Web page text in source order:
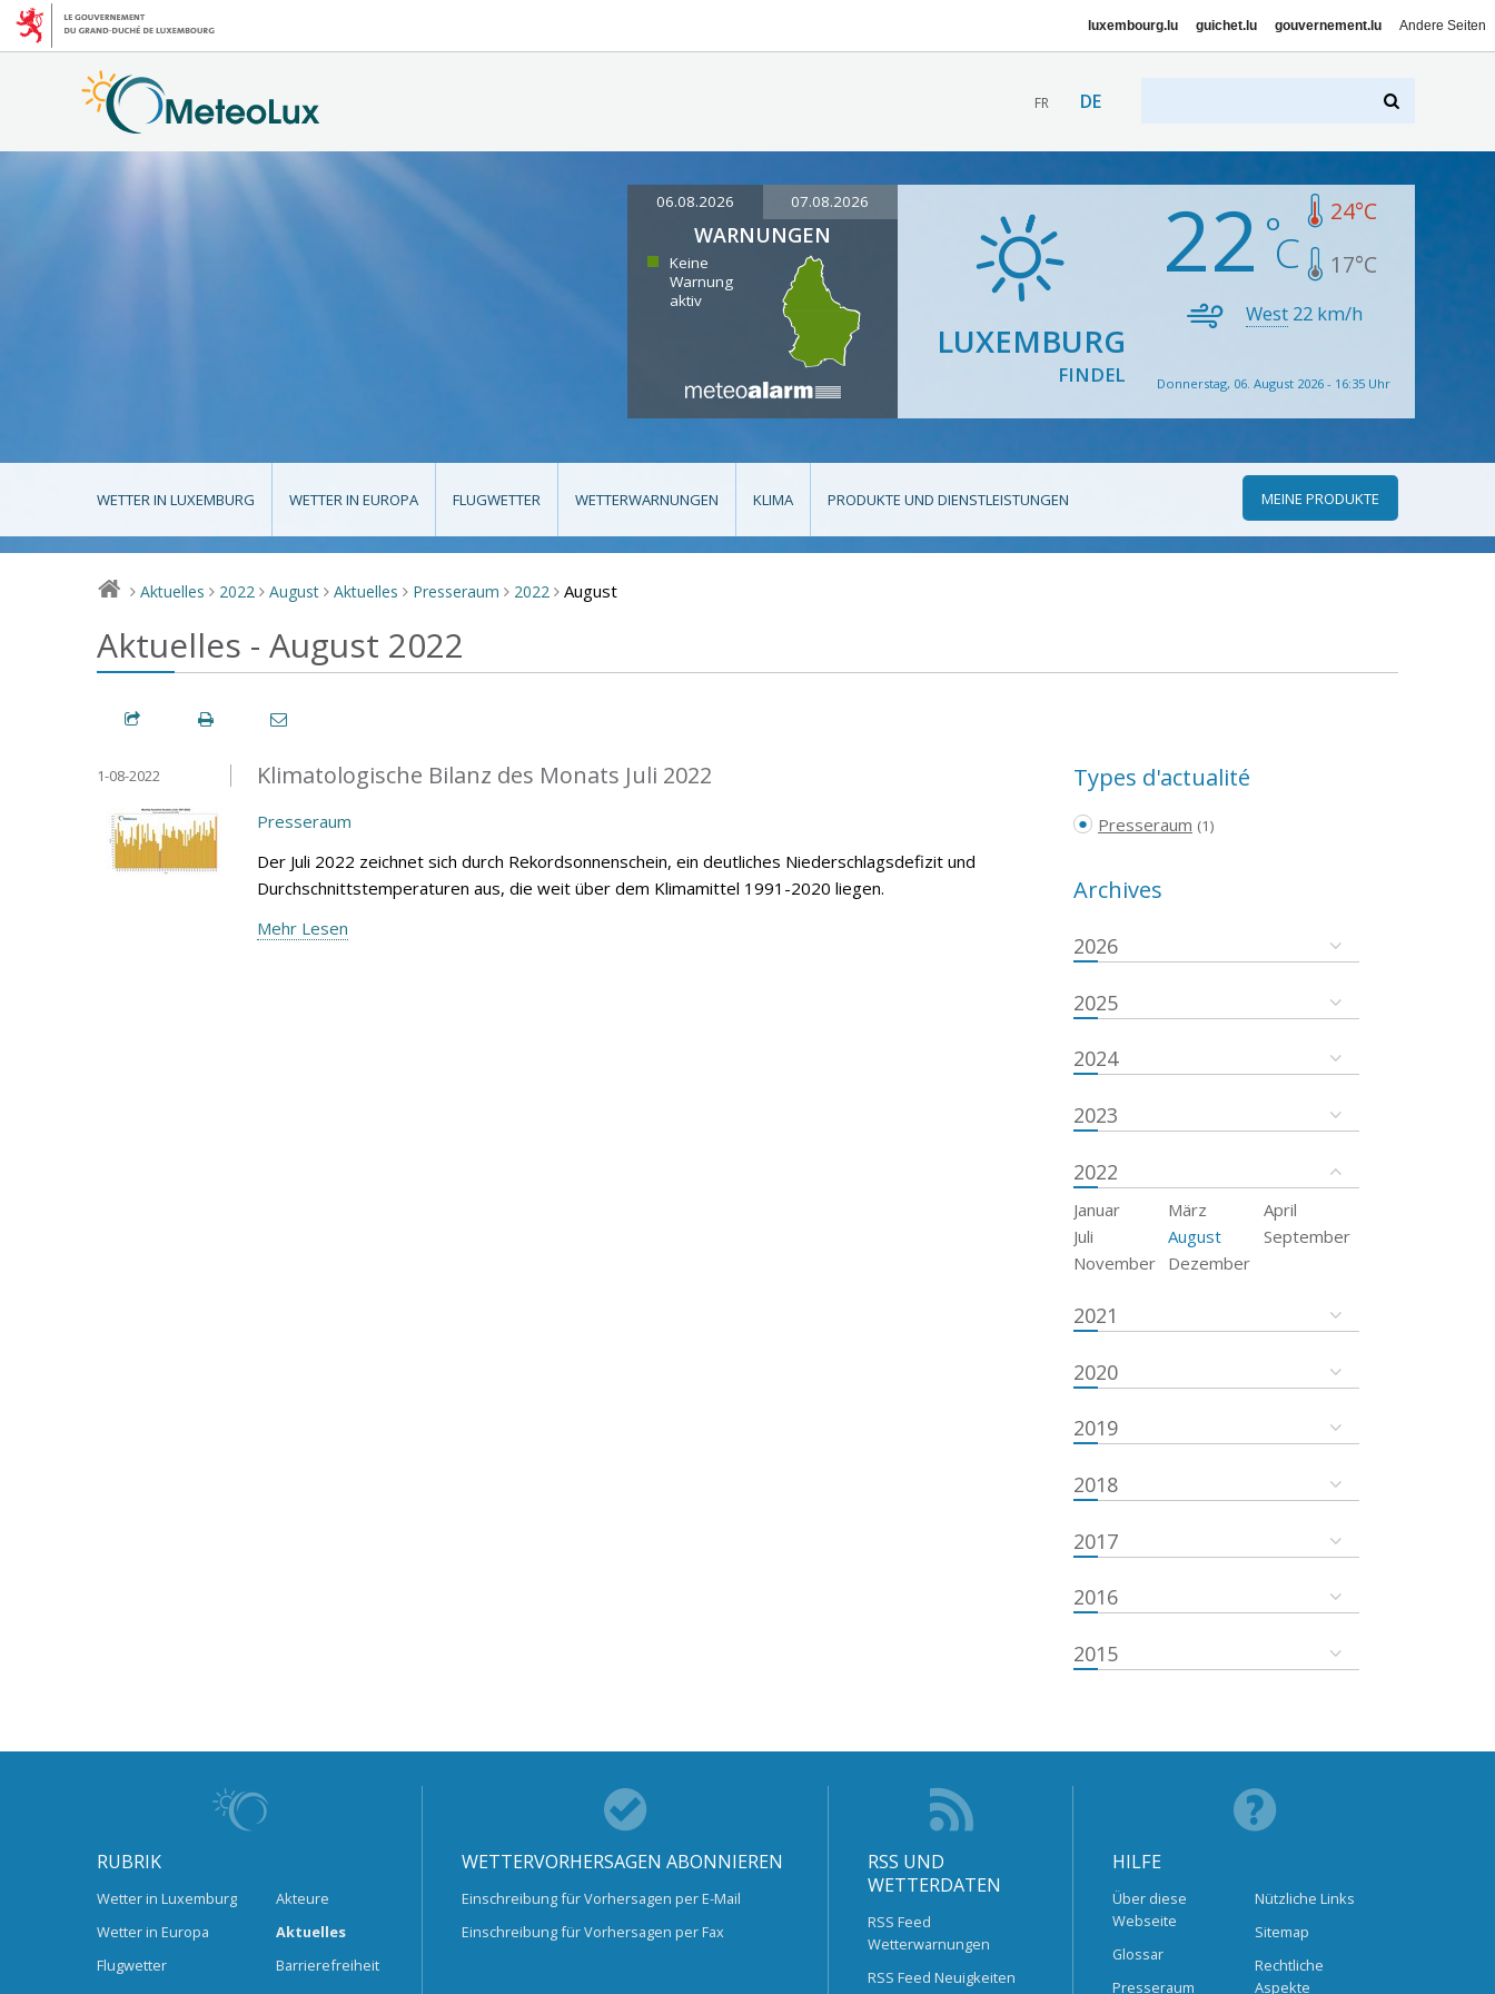
luxembourg.lu guichet.lu gouvernement.lu Andere Seiten
FR DE
06.08.2026 07.08.2026
WARNUNGEN
Keine
Warnung
aktiv
LUXEMBURG
FINDEL
22 24°C
17°C
West 22 km/h
Donnerstag, 06. August 2026 - 16:35 Uhr
WETTER IN LUXEMBURG WETTER IN EUROPA FLUGWETTER WETTERWARNUNGEN KLIMA PRODUKTE UND DIENSTLEISTUNGEN MEINE PRODUKTE
> Aktuelles > 2022 > August > Aktuelles > Presseraum > 2022 > August
Aktuelles - August 2022
Klimatologische Bilanz des Monats Juli 2022
1-08-2022
Presseraum
Der Juli 2022 zeichnet sich durch Rekordsonnenschein, ein deutliches Niederschlagsdefizit und
Durchschnittstemperaturen aus, die weit über dem Klimamittel 1991-2020 liegen.
Mehr Lesen
Types d'actualité
Presseraum (1)
Archives
2026
2025
2024
2023
2022
Januar März
April
Juli
August
September
November
Dezember
2021
2020
2019
2018
2017
2016
2015
RUBRIK
Wetter in Luxemburg
Wetter in Europa
Flugwetter
Akteure
Aktuelles
Barrierefreiheit
WETTERVORHERSAGEN ABONNIEREN
Einschreibung für Vorhersagen per E-Mail
Einschreibung für Vorhersagen per Fax
RSS UND
WETTERDATEN
RSS Feed
Wetterwarnungen
RSS Feed Neuigkeiten
HILFE
Über diese
Webseite
Glossar
Presseraum
Nützliche Links
Sitemap
Rechtliche
Aspekte